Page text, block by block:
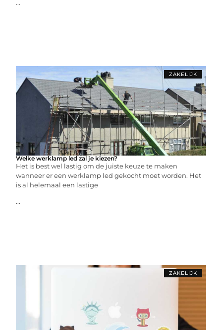
...
ZAKELIJK
Welke werklamp led zal je kiezen?
Het is best wel lastig om de juiste keuze te maken
wanneer er een werklamp led gekocht moet worden. Het
is al helemaal een lastige
...
ZAKELIJK